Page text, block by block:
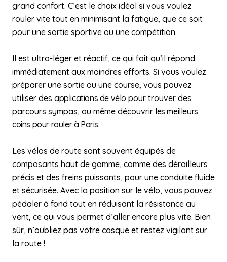
grand confort. C’est le choix idéal si vous voulez
rouler vite tout en minimisant la fatigue, que ce soit
pour une sortie sportive ou une compétition.
Il est ultra-léger et réactif, ce qui fait qu’il répond
immédiatement aux moindres efforts. Si vous voulez
préparer une sortie ou une course, vous pouvez
utiliser des applications de vélo pour trouver des
parcours sympas, ou même découvrir les meilleurs
coins pour rouler à Paris.
Les vélos de route sont souvent équipés de
composants haut de gamme, comme des dérailleurs
précis et des freins puissants, pour une conduite fluide
et sécurisée. Avec la position sur le vélo, vous pouvez
pédaler à fond tout en réduisant la résistance au
vent, ce qui vous permet d’aller encore plus vite. Bien
sûr, n’oubliez pas votre casque et restez vigilant sur
la route !